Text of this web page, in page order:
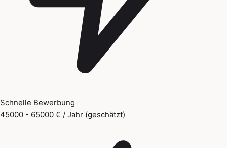
Schnelle Bewerbung
45000 - 65000 € / Jahr (geschätzt)